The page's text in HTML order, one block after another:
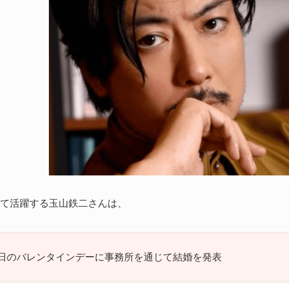
活躍する玉山鉄二さんは、
のバレンタインデーに事務所を通じて結婚を発表